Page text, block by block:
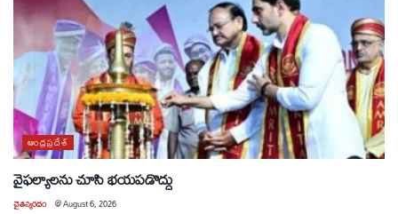
ఆంధ్రప్రదేశ్
వైఫల్యాలను చూసి భయపడొద్దు
చైతన్యరధం @August 6, 2026